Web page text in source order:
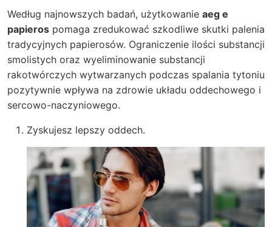
Według najnowszych badań, użytkowanie aeg e
papieros pomaga zredukować szkodliwe skutki palenia
tradycyjnych papierosów. Ograniczenie ilości substancji
smolistych oraz wyeliminowanie substancji
rakotwórczych wytwarzanych podczas spalania tytoniu
pozytywnie wpływa na zdrowie układu oddechowego i
sercowo-naczyniowego.
Zyskujesz lepszy oddech.